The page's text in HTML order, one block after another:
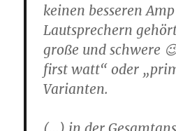
keinen besseren
Lautsprechern
große und schwere
first watt“ oder
Varianten.